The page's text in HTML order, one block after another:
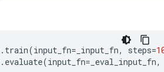
. train(input_fn= _input_fn, steps=
. evaluate(input_fn= _eval_input_fn,